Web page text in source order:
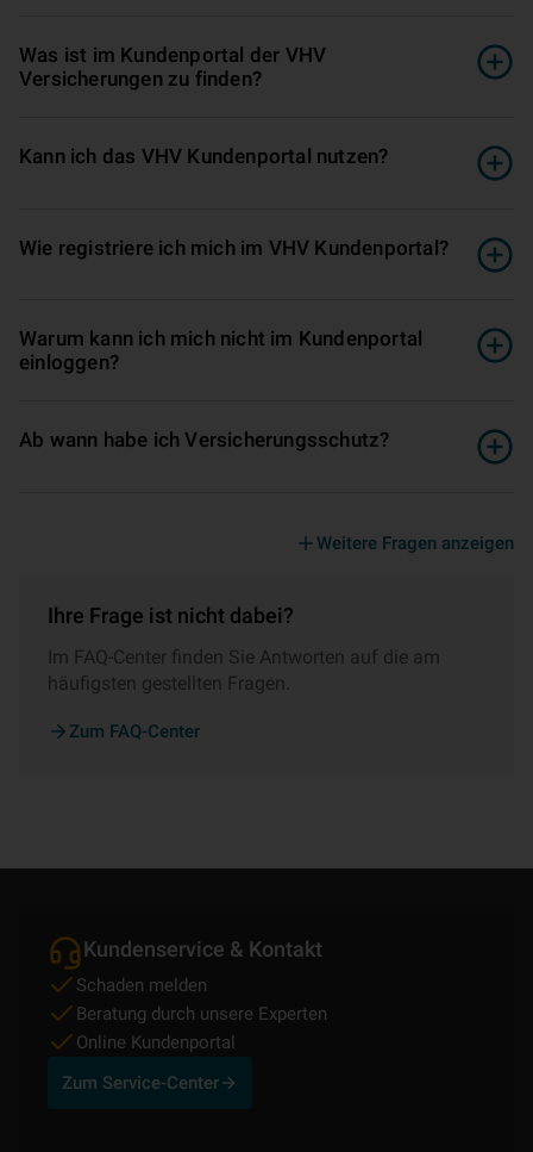
Was ist im Kundenportal der VHV
Versicherungen zu finden?
Kann ich das VHV Kundenportal nutzen?
Wie registriere ich mich im VHV Kundenportal?
Warum kann ich mich nicht im Kundenportal
einloggen?
Ab wann habe ich Versicherungsschutz?
Weitere Fragen anzeigen
Ihre Frage ist nicht dabei?
Im FAQ-Center finden Sie Antworten auf die am
häufigsten gestellten Fragen.
Zum FAQ-Center
Kundenservice & Kontakt
Schaden melden
Beratung durch unsere Experten
Online Kundenportal
Zum Service-Center